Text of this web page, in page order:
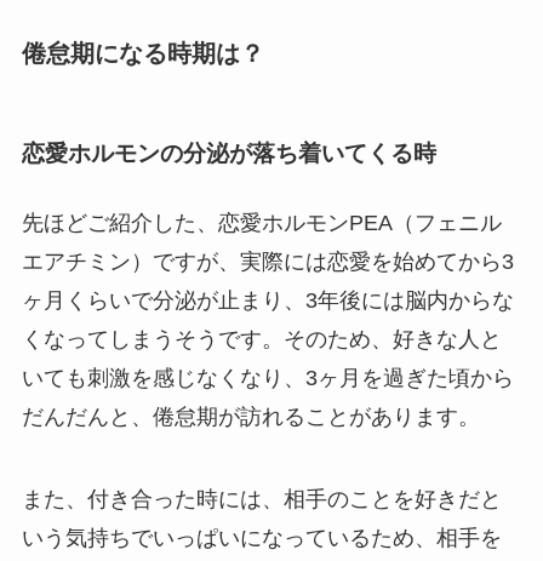
倦怠期になる時期は？
恋愛ホルモンの分泌が落ち着いてくる時
先ほどご紹介した、恋愛ホルモンPEA（フェニル
エアチミン）ですが、実際には恋愛を始めてから3
ヶ月くらいで分泌が止まり、3年後には脳内からな
くなってしまうそうです。そのため、好きな人と
いても刺激を感じなくなり、3ヶ月を過ぎた頃から
だんだんと、倦怠期が訪れることがあります。
また、付き合った時には、相手のことを好きだと
いう気持ちでいっぱいになっているため、相手を